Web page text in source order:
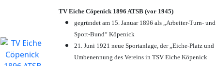
TV Eiche Cöpenick 1896 ATSB (vor 1945)
gegründet am 15. Januar 1896 als „Arbeiter-Turn- und
Sport-Bund“ Köpenick
21. Juni 1921 neue Sportanlage, der „Eiche-Platz und
Umbenennung des Vereins in TSV Eiche Köpenick